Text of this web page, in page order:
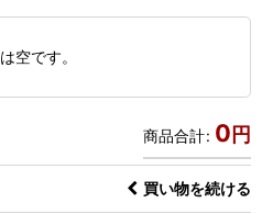
空です。
商品合計: 0円
買い物を続ける